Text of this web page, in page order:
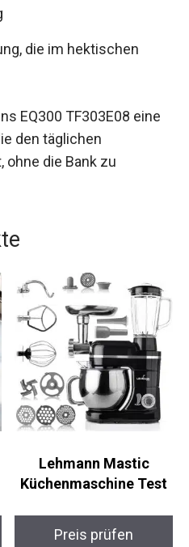
die im hektischen
EQ300 TF303E08 eine
den täglichen
die Bank zu
Lehmann Mastic
Küchenmaschine Test
Preis prüfen